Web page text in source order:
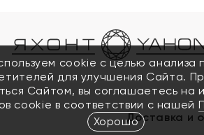
Доставка и
cookie с целью анализа
для улучшения Сайта.
Сайтом, вы соглашаетесь на
cookie в соответствии с нашей
Хорошо